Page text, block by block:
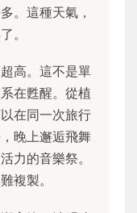
。這種天氣，
。
高。這不是單
在甦醒。從植
在同一次旅行
晚上邂逅飛舞
力的音樂祭。
複製。